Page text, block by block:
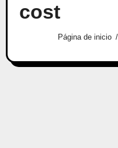
cost
Página de inicio